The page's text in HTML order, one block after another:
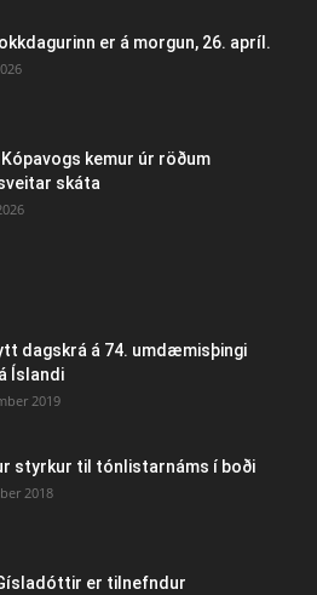
er á morgun, 26. apríl.
Kópavogs kemur úr röðum
skáta
dagskrá á 74. umdæmisþingi
Íslandi
2019
styrkur til tónlistarnáms í boði
2018
er tilnefndur